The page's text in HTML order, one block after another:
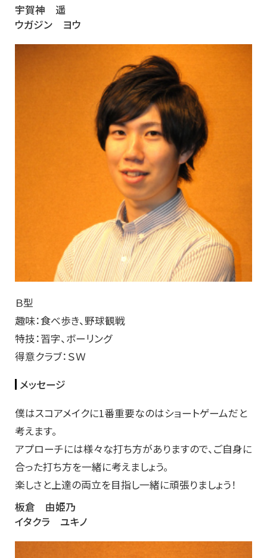
宇賀神 遥
ウガジン ヨウ
Ｂ型
趣味：食べ歩き、野球観戦
特技：習字、ボーリング
得意クラブ：ＳＷ
メッセージ
僕はスコアメイクに1番重要なのはショートゲームだと
考えます。
アプローチには様々な打ち方がありますので、ご自身に
合った打ち方を一緒に考えましょう。
楽しさと上達の両立を目指し一緒に頑張りましょう！
板倉 由姫乃
イタクラ ユキノ